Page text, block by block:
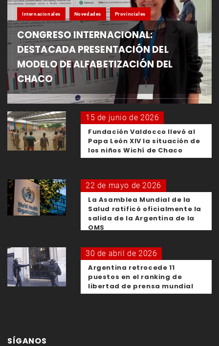
Internacionales Novedades Provinciales
CONGRESO INTERNACIONAL:
DESTACADA PRESENTACIÓN DEL
MODELO DE ALFABETIZACIÓN DEL
CHACO
15 de junio de 2026
Fundación Valdocco llevó al
Papa León XIV la situación de
los niños Wichí de Chaco
22 de mayo de 2026
La Asamblea Mundial de la
Salud ratificó oficialmente la
salida de la Argentina de la
OMS
30 de abril de 2026
Argentina retrocede 11
puestos en el ranking de
libertad de prensa mundial
SÍGANOS